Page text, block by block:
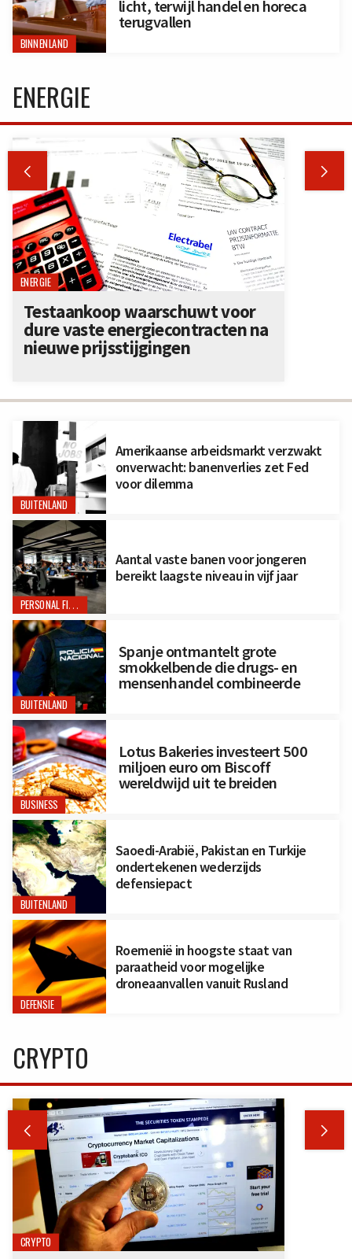
BINNENLAND
licht, terwijl handel en horeca
terugvallen
BUITENLAND
Amerikaanse arbeidsmarkt verzwakt
onverwacht: banenverlies zet Fed
voor dilemma
PERSONAL FINANCE
Aantal vaste banen voor jongeren
bereikt laagste niveau in vijf jaar
BUITENLAND
Spanje ontmantelt grote
smokkelbende die drugs- en
mensenhandel combineerde
BUSINESS
Lotus Bakeries investeert 500
miljoen euro om Biscoff
wereldwijd uit te breiden
BUITENLAND
Saoedi-Arabië, Pakistan en Turkije
ondertekenen wederzijds
defensiepact
DEFENSIE
Roemenië in hoogste staat van
paraatheid voor mogelijke
droneaanvallen vanuit Rusland
ENERGIE
 
ENERGIE
Testaankoop waarschuwt voor
dure vaste energiecontracten na
nieuwe prijsstijgingen
CRYPTO
 
CRYPTO